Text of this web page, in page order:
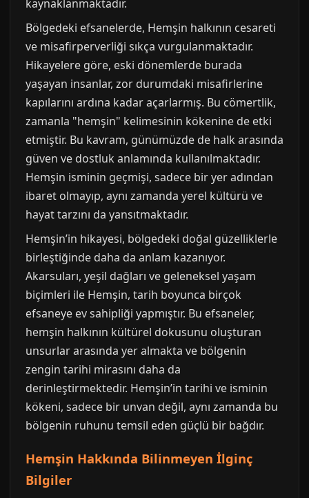
kaynaklanmaktadır.
Bölgedeki efsanelerde, Hemşin halkının cesareti
ve misafirperverliği sıkça vurgulanmaktadır.
Hikayelere göre, eski dönemlerde burada
yaşayan insanlar, zor durumdaki misafirlerine
kapılarını ardına kadar açarlarmış. Bu cömertlik,
zamanla "hemşin" kelimesinin kökenine de etki
etmiştir. Bu kavram, günümüzde de halk arasında
güven ve dostluk anlamında kullanılmaktadır.
Hemşin isminin geçmişi, sadece bir yer adından
ibaret olmayıp, aynı zamanda yerel kültürü ve
hayat tarzını da yansıtmaktadır.
Hemşin’in hikayesi, bölgedeki doğal güzelliklerle
birleştiğinde daha da anlam kazanıyor.
Akarsuları, yeşil dağları ve geleneksel yaşam
biçimleri ile Hemşin, tarih boyunca birçok
efsaneye ev sahipliği yapmıştır. Bu efsaneler,
hemşin halkının kültürel dokusunu oluşturan
unsurlar arasında yer almakta ve bölgenin
zengin tarihi mirasını daha da
derinleştirmektedir. Hemşin’in tarihi ve isminin
kökeni, sadece bir unvan değil, aynı zamanda bu
bölgenin ruhunu temsil eden güçlü bir bağdır.
Hemşin Hakkında Bilinmeyen İlginç
Bilgiler